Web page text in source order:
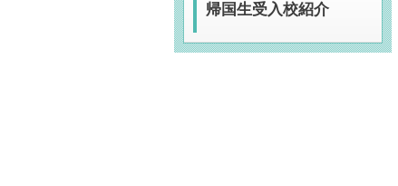
帰国生受入校紹介